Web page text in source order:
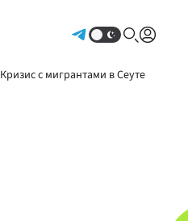
Кризис с мигрантами в Сеуте